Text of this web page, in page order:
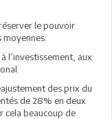
le pouvoir
l’investissement, aux
des prix du
de 28% en deux
cela beaucoup de